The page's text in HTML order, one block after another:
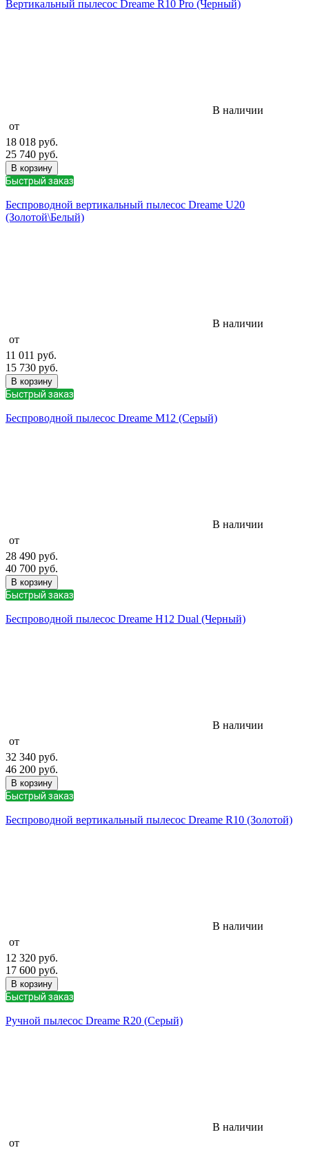
Вертикальный пылесос Dreame R10 Pro (Черный)
В наличии
от
18 018 руб.
25 740 руб.
В корзину
Быстрый заказ
Беспроводной вертикальный пылесос Dreame U20
(Золотой\Белый)
В наличии
от
11 011 руб.
15 730 руб.
В корзину
Быстрый заказ
Беспроводной пылесос Dreame M12 (Серый)
В наличии
от
28 490 руб.
40 700 руб.
В корзину
Быстрый заказ
Беспроводной пылесос Dreame H12 Dual (Черный)
В наличии
от
32 340 руб.
46 200 руб.
В корзину
Быстрый заказ
Беспроводной вертикальный пылесос Dreame R10 (Золотой)
В наличии
от
12 320 руб.
17 600 руб.
В корзину
Быстрый заказ
Ручной пылесос Dreame R20 (Серый)
В наличии
от